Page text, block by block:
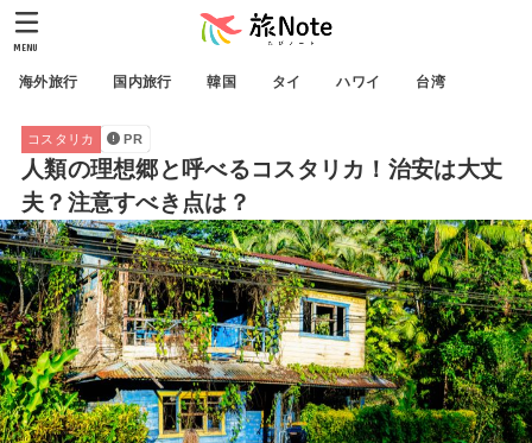
海外旅行 国内旅行 韓国 タイ ハワイ 台湾
MENU
コスタリカ PR
人類の理想郷と呼べるコスタリカ！治安は大丈
夫？注意すべき点は？